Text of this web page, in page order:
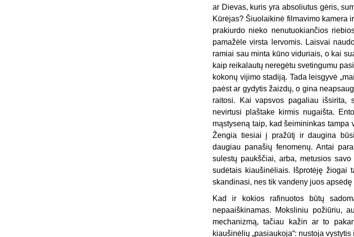
ar Dievas, kuris yra absoliutus gėris,
Kūrėjas? Šiuolaikinė filmavimo kamera
prakiurdo nieko nenutuokiančios
pamažėle virsta lervomis. Laisvai
ramiai sau minta kūno viduriais, o kai
kaip reikalautų neregėtu svetingumu
kokonų vijimo stadiją. Tada leisgyvė
paėst ar gydytis žaizdų, o gina
raitosi. Kai vapsvos pagaliau išsirita,
nevirtusi plaštake kirmis nugaišta.
mąstyseną taip, kad šeimininkas
Žengia tiesiai į pražūtį ir daugina
daugiau panašių fenomenų. Antai
sulestų paukščiai, arba, metusios
sudėtais kiaušinėliais. Išprotėję žiogai
skandinasi, nes tik vandeny juos
Kad ir kokios rafinuotos būtų
nepaaiškinamas. Moksliniu požiūriu,
mechanizmą, tačiau kažin ar to
kiaušinėlių „pasiaukoja“: nustoja